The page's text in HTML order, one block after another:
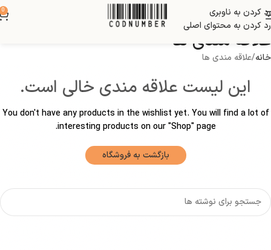
رد کردن به ناوبری
رد کردن به محتوای اصلی
0
علاقه مندی ها
خانه علاقه مندی ها
این لیست علاقه مندی خالی است.
You don't have any products in the wishlist yet. You will find a lot of
interesting products on our "Shop" page.
بازگشت به فروشگاه